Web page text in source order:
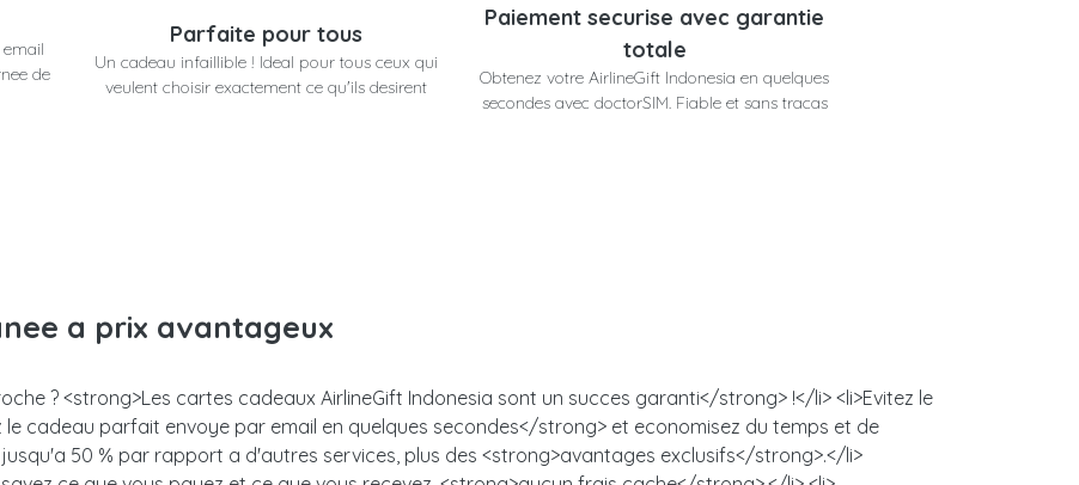
de
Parfaite pour tous
Un cadeau infaillible ! Ideal pour tous ceux qui
veulent choisir exactement ce qu'ils desirent
Paiement securise avec garantie
totale
Obtenez votre AirlineGift Indonesia en quelques
secondes avec doctorSIM. Fiable et sans tracas
a prix avantageux
? <strong>Les cartes cadeaux AirlineGift Indonesia sont un succes garanti</strong> !</li> <li>Evitez le
le cadeau parfait envoye par email en quelques secondes</strong> et economisez du temps et de
50 % par rapport a d'autres services, plus des <strong>avantages exclusifs</strong>.</li>